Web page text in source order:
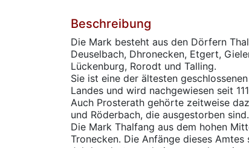
Beschreibung
Die Mark besteht aus den Dörfern
Deuselbach, Dhronecken, Etgert,
Lückenburg, Rorodt und Talling.
Sie ist eine der ältesten
Landes und wird nachgewiesen seit
Auch Prosterath gehörte zeitweise
und Röderbach, die ausgestorben sind.
Die Mark Thalfang aus dem hohen
Tronecken. Die Anfänge dieses Amtes